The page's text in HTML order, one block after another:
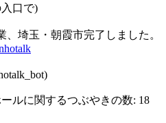
口で)
、埼玉・朝霞市完了しました。
ルに関するつぶやきの数: 18